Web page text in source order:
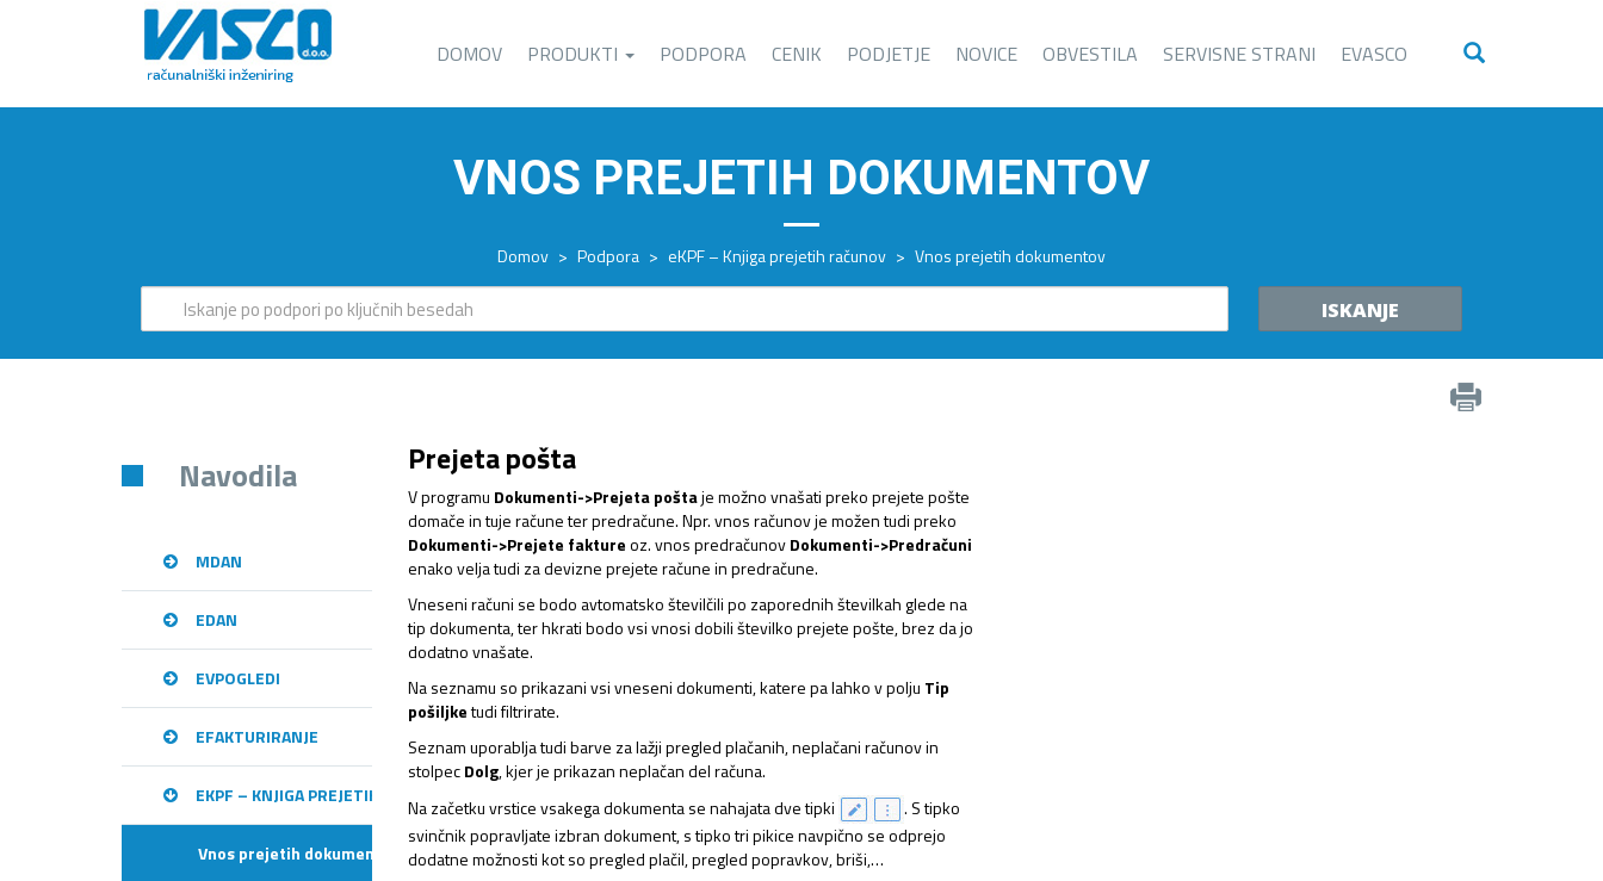
DOMOV PRODUKTI PODPORA CENIK PODJETJE NOVICE OBVESTILA SERVISNE STRANI EVASCO
VNOS PREJETIH DOKUMENTOV
Domov > Podpora > eKPF – Knjiga prejetih računov > Vnos prejetih dokumentov
ISKANJE
Navodila
MDAN
EDAN
EVPOGLEDI
EFAKTURIRANJE
EKPF – KNJIGA PREJETIH RAČUNOV
Vnos prejetih dokumentov
Prejeta pošta
V programu Dokumenti->Prejeta poštaje možno vnašati preko prejete pošte
domače in tuje račune ter predračune. Npr. vnos računov je možen tudi preko
Dokumenti->Prejete faktureoz. vnos predračunovDokumenti->Predračuni
enako velja tudi za devizne prejete račune in predračune.
Vneseni računi se bodo avtomatsko številčili po zaporednih številkah glede na
tip dokumenta, ter hkrati bodo vsi vnosi dobili številko prejete pošte, brez da jo
dodatno vnašate.
Na seznamu so prikazani vsi vneseni dokumenti, katere pa lahko v polju Tip
pošiljketudi filtrirate.
Seznam uporablja tudi barve za lažji pregled plačanih, neplačani računov in
stolpecDolg, kjer je prikazan neplačan del računa.
Na začetku vrstice vsakega dokumenta se nahajata dve tipki
. S tipko
svinčnik popravljate izbran dokument, s tipko tri pikice navpično se odprejo
dodatne možnosti kot so pregled plačil, pregled popravkov, briši,…